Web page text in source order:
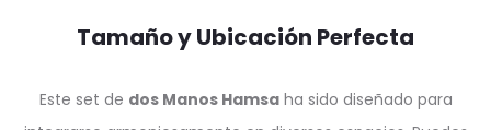
Tamaño y Ubicación Perfecta
Este set de dos Manos Hamsaha sido diseñado para